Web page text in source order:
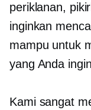
periklanan,
inginkan
mampu untuk
yang Anda
Kami sangat